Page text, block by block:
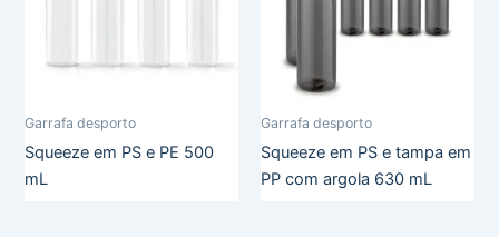
Garrafa desporto
Squeeze em PS e PE 500
mL
Garrafa desporto
Squeeze em PS e tampa em
PP com argola 630 mL